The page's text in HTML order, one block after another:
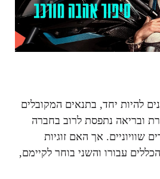
להיות יחד, בתנאים המקובלים
ובריאה נתפסת לרוב בחברה
שוויוניים. אך האם זוגיות
עבורו והשני בוחר לקיימם,